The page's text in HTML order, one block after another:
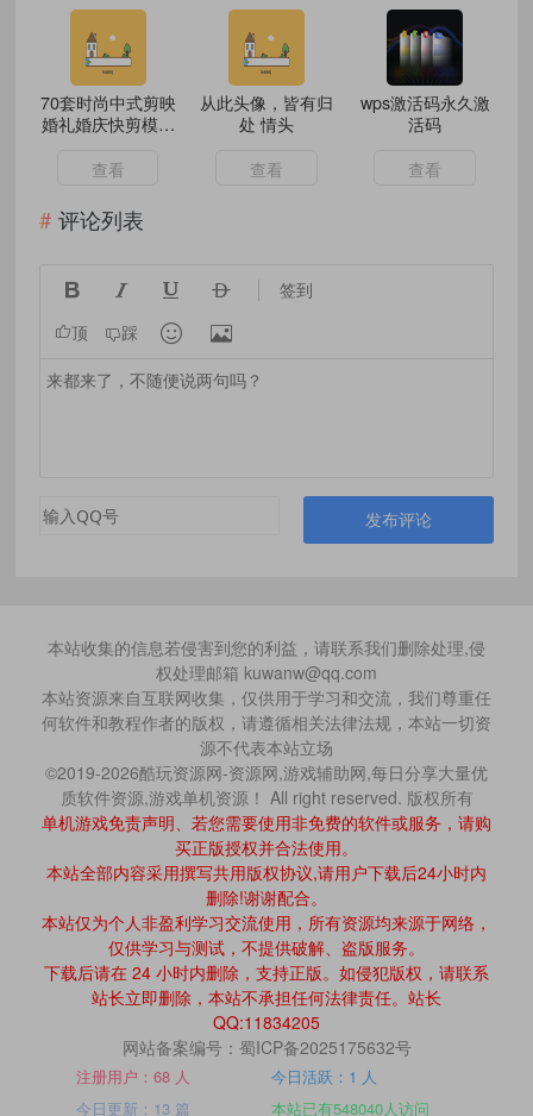
70套时尚中式剪映
婚礼婚庆快剪模板
查看
从此头像，皆有归
处 情头
查看
wps激活码永久激
活码
查看
评论列表
    签到
顶 踩  
发布评论
本站收集的信息若侵害到您的利益，请联系我们删除处理,侵
权处理邮箱 kuwanw@qq.com
本站资源来自互联网收集，仅供用于学习和交流，我们尊重任
何软件和教程作者的版权，请遵循相关法律法规，本站一切资
源不代表本站立场
©2019-2026酷玩资源网-资源网,游戏辅助网,每日分享大量优
质软件资源,游戏单机资源！ All right reserved. 版权所有
单机游戏免责声明、若您需要使用非免费的软件或服务，请购
买正版授权并合法使用。
本站全部内容采用撰写共用版权协议,请用户下载后24小时内
删除!谢谢配合。
本站仅为个人非盈利学习交流使用，所有资源均来源于网络，
仅供学习与测试，不提供破解、盗版服务。
下载后请在 24 小时内删除，支持正版。如侵犯版权，请联系
站长立即删除，本站不承担任何法律责任。站长
QQ:11834205
网站备案编号：蜀ICP备2025175632号
注册用户：68 人
今日活跃：1 人
今日更新：13 篇
本站已有548040人访问